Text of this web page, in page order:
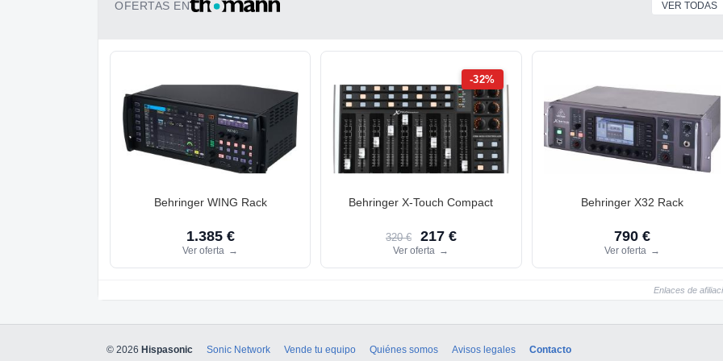
OFERTAS EN VER TODAS
Behringer WING Rack
1.385 €
Ver oferta →
-32%
Behringer X-Touch Compact
320 € 217 €
Ver oferta →
Behringer X32 Rack
790 €
Ver oferta →
Enlaces de
© 2026 Hispasonic Sonic Network Vende tu equipo Quiénes somos Avisos legales Contacto